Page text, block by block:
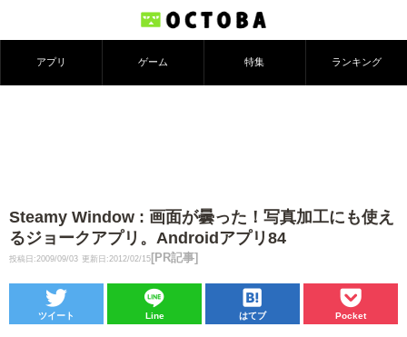
アプリ ゲーム 特集 ランキング
Steamy Window : 画面が曇った！写真加工にも使え
るジョークアプリ。Androidアプリ84
投稿日:2009/09/03 更新日:2012/02/15 [PR記事]
ツイート Line はてブ Pocket